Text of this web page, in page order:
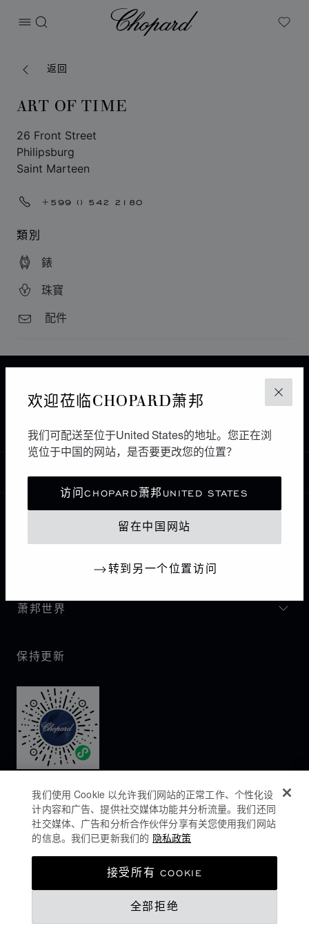
关闭
欢迎莅临CHOPARD萧邦
我们可配送至位于United States的地址。您正在浏
览位于中国的网站，是否要更改您的位置？
访问CHOPARD萧邦UNITED STATES
留在中国网站
转到另一个位置访问
打开菜单
搜索
Chopard
My
返回
ART OF TIME
26 Front Street
Philipsburg
Saint Marteen
+599 () 542 2180
類別
錶
珠寶
配件
南美洲和加勒比海 荷属圣马丁 PHILIPSBURG
本地化（更改国家/地区）
更改国家/地区
萧邦世界
保持更新
COOKIES政策
我们使用 Cookie 以允许我们网站的正常工作、个性化设
计内容和广告、提供社交媒体功能并分析流量。我们还同
社交媒体、广告和分析合作伙伴分享有关您使用我们网站
的信息。我们已更新我们的 隐私政策
全部拒绝
接受所有 COOKIE